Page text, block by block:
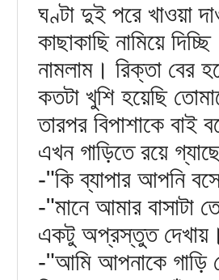
ঘণ্টা দুই পরে খাওয়া
কাছাকাছি নামিয়ে
নামলাম। রিক্তা বের
কতটা খুশি হয়েছি
তারপর বিপাশাকে বাই
এখন গাড়িতে রয়ে
-"কি ব্যাপার আপনি
-"মানে আমার বাসাটা
একটু অপ্রস্তুত
-"আমি আপনাকে গাড়ি